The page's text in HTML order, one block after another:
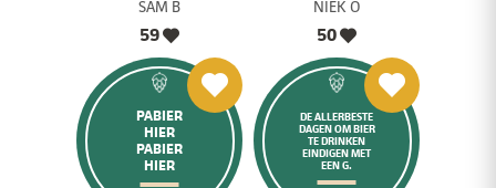
SAM B
59
NIEK O
50
PABIER
HIER
PABIER
HIER
DE ALLERBESTE
DAGEN OM BIER
TE DRINKEN
EINDIGEN MET
EEN G.